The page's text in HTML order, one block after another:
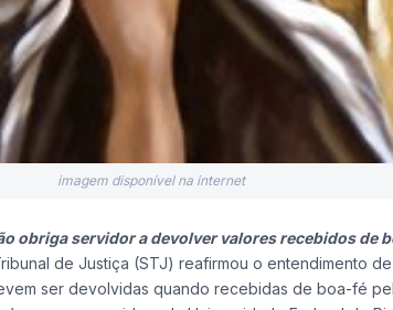
imagem disponível na internet
obriga servidor a devolver valores recebidos de
de Justiça (STJ) reafirmou o entendimento
ser devolvidas quando recebidas de boa-fé